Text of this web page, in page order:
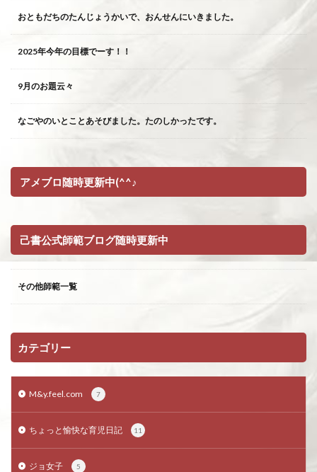
おともだちのたんじょうかいで、おんせんにいきました。
2025年今年の目標でーす！！
9月のお題云々
なごやのいとことあそびました。たのしかったです。
アメブロ随時更新中(^^♪
己書公式師範ブログ随時更新中
その他師範一覧
カテゴリー
M&y.feel.com 7
ちょっと愉快な育児日記 11
ジョ女子 5